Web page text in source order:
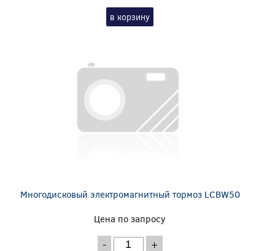
в корзину
Многодисковый электромагнитный тормоз LCBW50
Цена по запросу
- +